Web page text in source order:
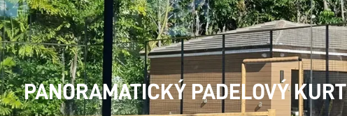
PANORAMATICKÝ PADELOVÝ KURT